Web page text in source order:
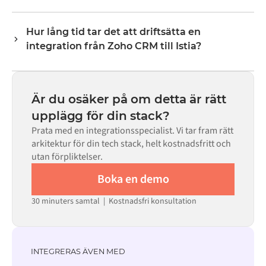
data anländer i det format som varje system förväntar
Marketplace konfigurerar du integrationen via ett visuellt
gränssnitt utan att skriva egen kod, inklusive
kod finns tillgänglig i de fall där konfigurationen inte
Hur lång tid tar det att driftsätta en
integration från Zoho CRM till Istia?
beroende på komplexiteten i datamappningen, antalet
flöden som krävs och din interna granskningsprocess.
För många system finns färdiga kopplingar tillgängliga i
Alumio Marketplace, vilket avsevärt minskar
installationstiden.
Är du osäker på om detta är rätt
upplägg för din stack?
Prata med en integrationsspecialist. Vi tar fram rätt
arkitektur för din tech stack, helt kostnadsfritt och
utan förpliktelser.
Boka en demo
30 minuters samtal | Kostnadsfri konsultation
INTEGRERAS ÄVEN MED